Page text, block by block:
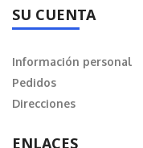
SU CUENTA
Información personal
Pedidos
Direcciones
ENLACES